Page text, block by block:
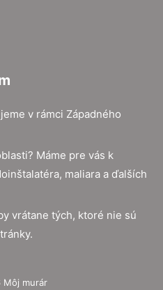
v rámci Západného
Máme pre vás k
maliara a ďalších
vrátane tých, ktoré nie sú
murár